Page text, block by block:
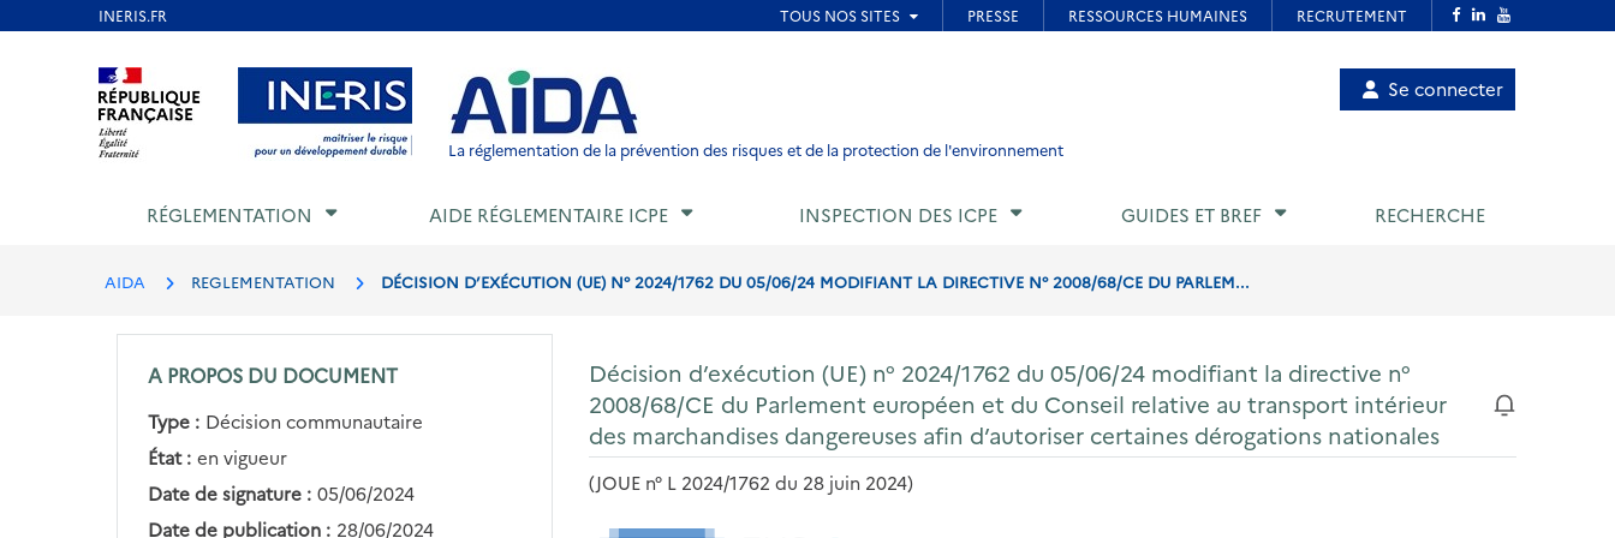
Aller au contenu Aller au menu Aller au pied de page
La réglementation de la prévention des risques et de la protection de l'environnement
Menu
utilisateur
Se connecter
RÉGLEMENTATION AIDE RÉGLEMENTAIRE ICPE INSPECTION DES ICPE GUIDES ET BREF RECHERCHE
AIDA REGLEMENTATION DÉCISION D’EXÉCUTION (UE) N° 2024/1762 DU 05/06/24 MODIFIANT LA DIRECTIVE N° 2008/68/CE DU PARLEM...
A PROPOS DU DOCUMENT
Type : Décision communautaire
État : en vigueur
Date de signature : 05/06/2024
Date de publication : 28/06/2024
Décision d’exécution (UE) n° 2024/1762 du 05/06/24 modifiant la directive n°
2008/68/CE du Parlement européen et du Conseil relative au transport intérieur
des marchandises dangereuses afin d’autoriser certaines dérogations nationales
(JOUE n° L 2024/1762 du 28 juin 2024)